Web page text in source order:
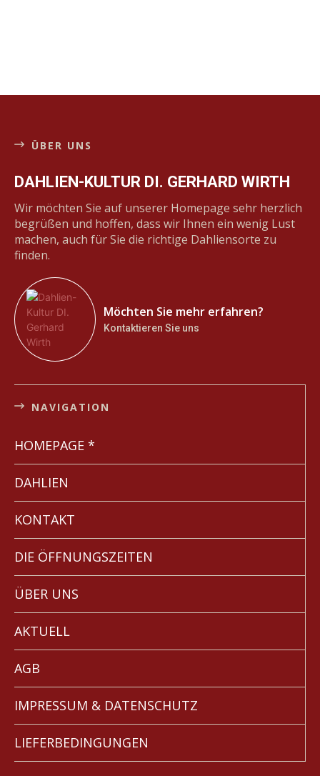
ÜBER UNS
DAHLIEN-KULTUR DI. GERHARD WIRTH
Wir möchten Sie auf unserer Homepage sehr herzlich
begrüßen und hoffen, dass wir Ihnen ein wenig Lust
machen, auch für Sie die richtige Dahliensorte zu
finden.
Möchten Sie mehr erfahren?
Kontaktieren Sie uns
NAVIGATION
HOMEPAGE *
DAHLIEN
KONTAKT
DIE ÖFFNUNGSZEITEN
ÜBER UNS
AKTUELL
AGB
IMPRESSUM & DATENSCHUTZ
LIEFERBEDINGUNGEN